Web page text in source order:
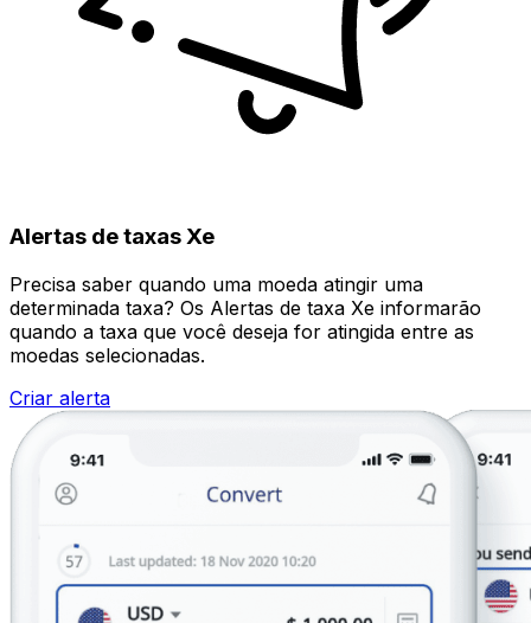
Alertas de taxas Xe
Precisa saber quando uma moeda atingir uma
determinada taxa? Os Alertas de taxa Xe informarão
quando a taxa que você deseja for atingida entre as
moedas selecionadas.
Criar alerta